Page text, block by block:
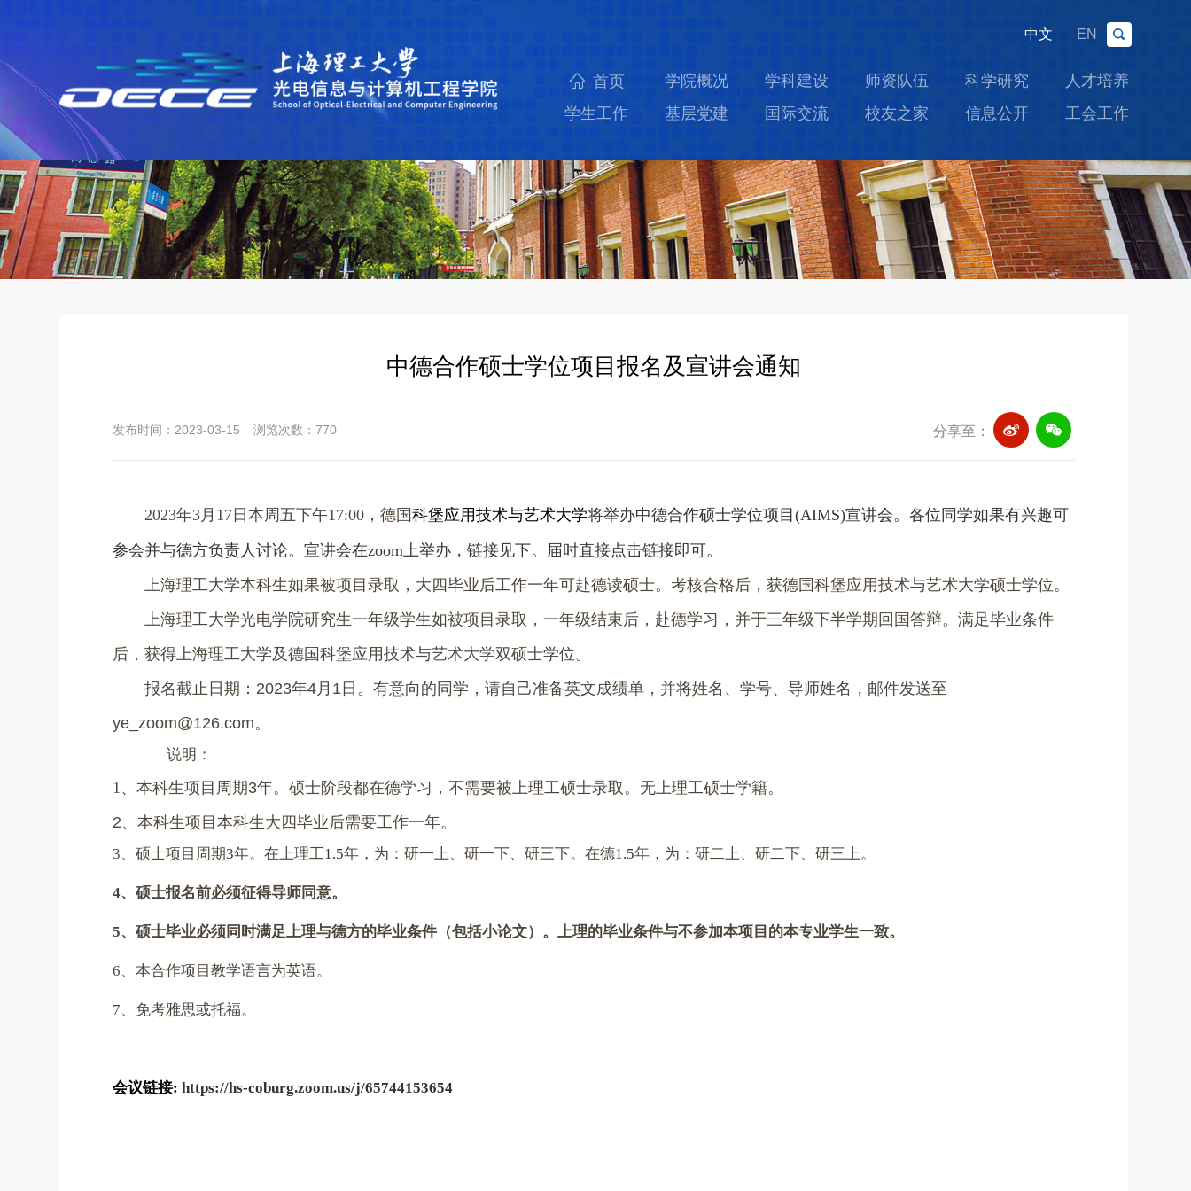
中文 EN
首页 学院概况 学科建设 师资队伍 科学研究
人才培养
学生工作
基层党建 国际交流 校友之家 信息公开 工会工作
中德合作硕士学位项目报名及宣讲会通知
发布时间：2023-03-15 浏览次数：770 分享至：
2023年3月 17 日本周五下午17:00 ，德国科堡应用技术与艺术大学将举办中德合作硕士学位项目(AIMS)宣讲会。各位同学如果有兴趣可
参会并与德方负责人讨论。宣讲会在zoom上举办，链接见下。届时直接点击链接即可。
上海理工大学本科生如果被项目录取，大四毕业后工作一年可赴德读硕士。考核合格后，获德国科堡应用技术与艺术大学硕士学位。
上海理工大学光电学院研究生一年级学生如被项目录取，一年级结束后，赴德学习，并于三年级下半学期回国答辩。满足毕业条件
后，获得上海理工大学及德国科堡应用技术与艺术大学双硕士学位。
报名截止日期： 2023年4月 1 日。有意向的同学，请自己准备英文成绩单，并将姓名、学号、导师姓名，邮件发送至
ye_zoom@126.com。
说明：
1、本科生项目周期3年。硕士阶段都在德学习，不需要被上理工硕士录取。无上理工硕士学籍。
2、本科生项目本科生大四毕业后需要工作一年。
3、硕士项目周期3年。在上理工1.5年，为：研一上、研一下、研三下。在德1.5年，为：研二上、研二下、研三上。
4、硕士报名前必须征得导师同意。
5、硕士毕业必须同时满足上理与德方的毕业条件（包括小论文）。上理的毕业条件与不参加本项目的本专业学生一致。
6、本合作项目教学语言为英语。
7、免考雅思或托福。
会议链接:https://hs-coburg.zoom.us/j/65744153654